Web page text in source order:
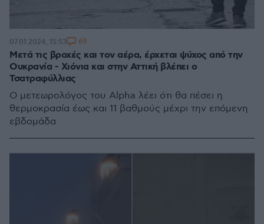
Μετά τις βροχές και τον αέρα, έρχεται ψύχος από την
Ουκρανία - Χιόνια και στην Αττική βλέπει ο
Τσατραφύλλιας
Ο μετεωρολόγος του Alpha λέει ότι θα πέσει η
θερμοκρασία έως και 11 βαθμούς μέχρι την επόμενη
εβδομάδα
07.01.2024, 15:53 69